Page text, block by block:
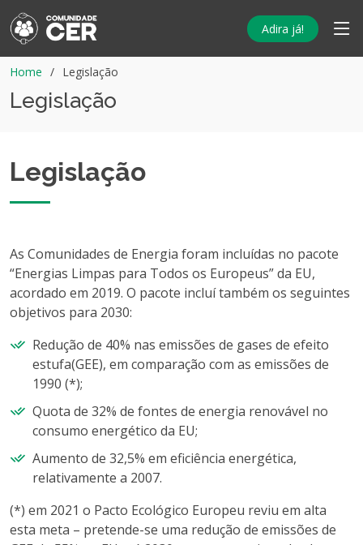
Adira já!
Home Legislação
Legislação
Legislação
As Comunidades de Energia foram incluídas no pacote
“Energias Limpas para Todos os Europeus” da EU,
acordado em 2019. O pacote incluí também os seguintes
objetivos para 2030:
Redução de 40% nas emissões de gases de efeito
estufa(GEE), em comparação com as emissões de
1990 (*);
Quota de 32% de fontes de energia renovável no
consumo energético da EU;
Aumento de 32,5% em eficiência energética,
relativamente a 2007.
(*) em 2021 o Pacto Ecológico Europeu reviu em alta
esta meta – pretende-se uma redução de emissões de